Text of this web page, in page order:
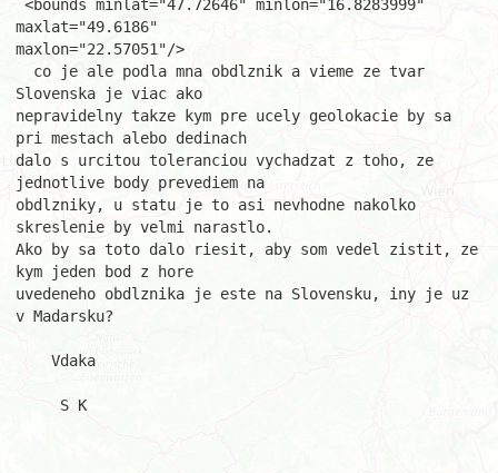
maxlat="49.6186"
maxlon="22.57051"/>
Slovenska je viac ako
nepravidelny takze kym pre ucely geolokacie by sa
pri mestach alebo dedinach
dalo s urcitou toleranciou vychadzat z toho, ze
jednotlive body prevediem na
obdlzniky, u statu je to asi nevhodne nakolko
skreslenie by velmi narastlo.
Ako by sa toto dalo riesit, aby som vedel zistit, ze
kym jeden bod z hore
uvedeneho obdlznika je este na Slovensku, iny je uz
v Madarsku?